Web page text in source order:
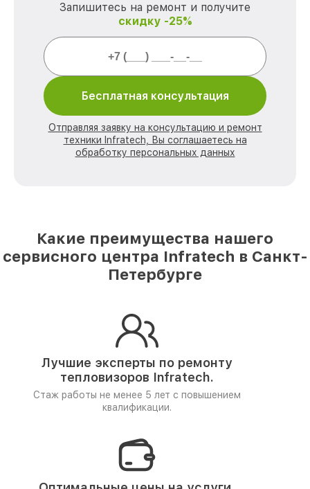
Запишитесь на ремонт и получите
скидку -25%
Бесплатная консультация
Отправляя заявку на консультацию и ремонт
техники Infratech, Вы соглашаетесь на
обработку персональных данных
Какие преимущества нашего
сервисного центра Infratech в Санкт-
Петербурге
Лучшие эксперты по ремонту
тепловизоров Infratech.
Стаж работы не менее 5 лет с повышением
квалификации.